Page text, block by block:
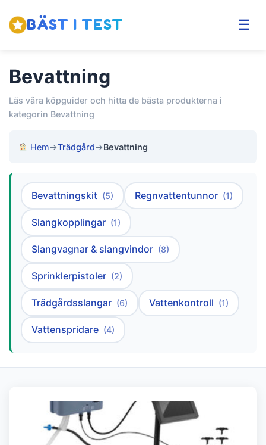
BÄST I TEST ☰
Bevattning
Läs våra köpguider och hitta de bästa produkterna i
kategorin Bevattning
Hem→Trädgård→Bevattning
Bevattningskit (5) Regnvattentunnor (1)
Slangkopplingar (1)
Slangvagnar & slangvindor (8)
Sprinklerpistoler (2)
Trädgårdsslangar (6) Vattenkontroll (1)
Vattenspridare (4)